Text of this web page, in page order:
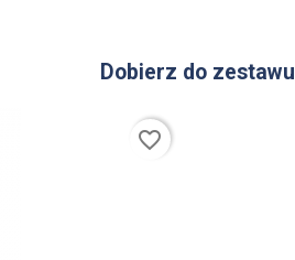
Dobierz do zestawu
favorite_border